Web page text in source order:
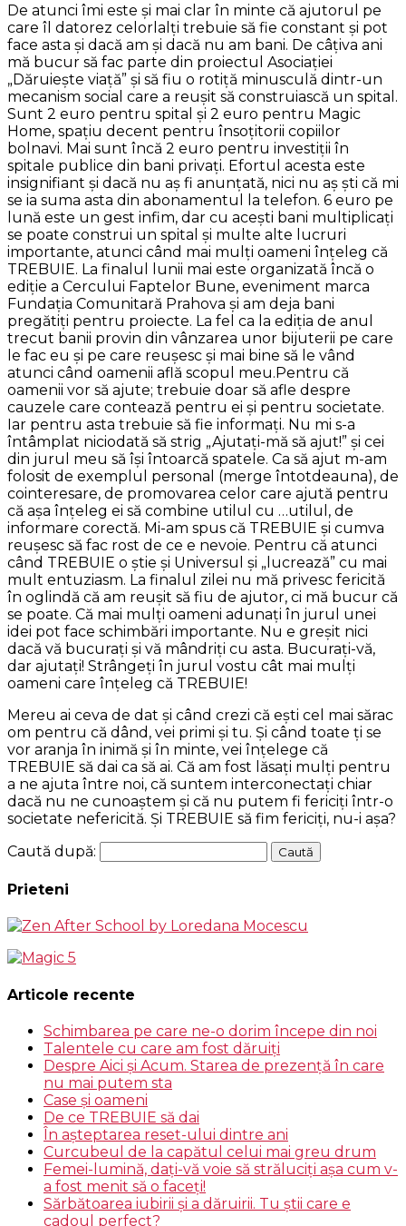
De atunci îmi este şi mai clar în minte că ajutorul pe
care îl datorez celorlalţi trebuie să fie constant şi pot
face asta şi dacă am şi dacă nu am bani. De câţiva ani
mă bucur să fac parte din proiectul Asociaţiei
„Dăruieşte viaţă” şi să fiu o rotiţă minusculă dintr-un
mecanism social care a reuşit să construiască un spital.
Sunt 2 euro pentru spital şi 2 euro pentru Magic
Home, spaţiu decent pentru însoţitorii copiilor
bolnavi. Mai sunt încă 2 euro pentru investiţii în
spitale publice din bani privaţi. Efortul acesta este
insignifiant şi dacă nu aş fi anunţată, nici nu aş şti că mi
se ia suma asta din abonamentul la telefon. 6 euro pe
lună este un gest infim, dar cu aceşti bani multiplicaţi
se poate construi un spital şi multe alte lucruri
importante, atunci când mai mulţi oameni înţeleg că
TREBUIE. La finalul lunii mai este organizată încă o
ediţie a Cercului Faptelor Bune, eveniment marca
Fundaţia Comunitară Prahova şi am deja bani
pregătiţi pentru proiecte. La fel ca la ediţia de anul
trecut banii provin din vânzarea unor bijuterii pe care
le fac eu şi pe care reuşesc şi mai bine să le vând
atunci când oamenii află scopul meu.Pentru că
oamenii vor să ajute; trebuie doar să afle despre
cauzele care contează pentru ei şi pentru societate.
Iar pentru asta trebuie să fie informaţi. Nu mi s-a
întâmplat niciodată să strig „Ajutaţi-mă să ajut!” şi cei
din jurul meu să îşi întoarcă spatele. Ca să ajut m-am
folosit de exemplul personal (merge întotdeauna), de
cointeresare, de promovarea celor care ajută pentru
că aşa înţeleg ei să combine utilul cu …utilul, de
informare corectă. Mi-am spus că TREBUIE şi cumva
reuşesc să fac rost de ce e nevoie. Pentru că atunci
când TREBUIE o ştie şi Universul şi „lucrează” cu mai
mult entuziasm. La finalul zilei nu mă privesc fericită
în oglindă că am reuşit să fiu de ajutor, ci mă bucur că
se poate. Că mai mulţi oameni adunaţi în jurul unei
idei pot face schimbări importante. Nu e greşit nici
dacă vă bucuraţi şi vă mândriţi cu asta. Bucuraţi-vă,
dar ajutaţi! Strângeţi în jurul vostu cât mai mulţi
oameni care înţeleg că TREBUIE!
Mereu ai ceva de dat şi când crezi că eşti cel mai sărac
om pentru că dând, vei primi şi tu. Şi când toate ţi se
vor aranja în inimă şi în minte, vei înţelege că
TREBUIE să dai ca să ai. Că am fost lăsaţi mulţi pentru
a ne ajuta între noi, că suntem interconectaţi chiar
dacă nu ne cunoaştem şi că nu putem fi fericiţi într-o
societate nefericită. Şi TREBUIE să fim fericiţi, nu-i aşa?
Caută după:
Prieteni
Articole recente
Schimbarea pe care ne-o dorim începe din noi
Talentele cu care am fost dăruiţi
Despre Aici și Acum. Starea de prezenţă în care
nu mai putem sta
Case şi oameni
De ce TREBUIE să dai
În aşteptarea reset-ului dintre ani
Curcubeul de la capătul celui mai greu drum
Femei-lumină, daţi-vă voie să străluciţi aşa cum v-
a fost menit să o faceţi!
Sărbătoarea iubirii şi a dăruirii. Tu ştii care e
cadoul perfect?